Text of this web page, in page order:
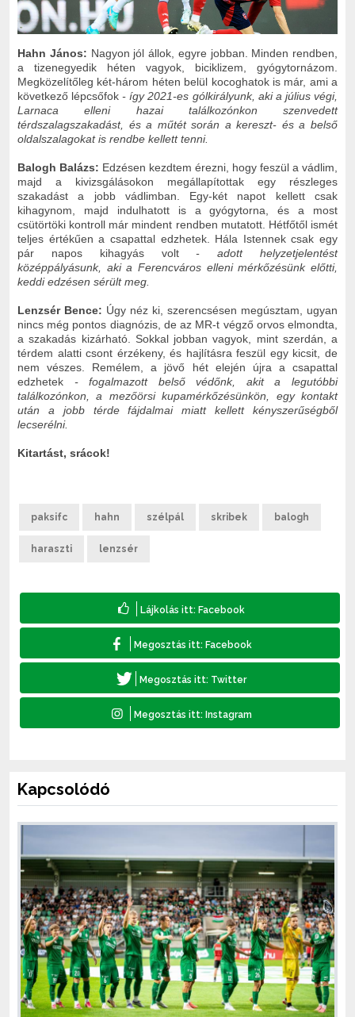
Hahn János: Nagyon jól állok, egyre jobban. Minden rendben,
a tizenegyedik héten vagyok, biciklizem, gyógytornázom.
Megközelítőleg két-három héten belül kocoghatok is már, ami a
következő lépcsőfok- így 2021-es gólkirályunk, aki a július végi,
Larnaca elleni hazai találkozónkon szenvedett
térdszalagszakadást, és a műtét során a kereszt- és a belső
oldalszalagokat is rendbe kellett tenni.
Balogh Balázs: Edzésen kezdtem érezni, hogy feszül a vádlim,
majd a kivizsgálásokon megállapítottak egy részleges
szakadást a jobb vádlimban. Egy-két napot kellett csak
kihagynom, majd indulhatott is a gyógytorna, és a most
csütörtöki kontroll már mindent rendben mutatott. Hétfőtől ismét
teljes értékűen a csapattal edzhetek. Hála Istennek csak egy
pár napos kihagyás volt- adott helyzetjelentést
középpályásunk, aki a Ferencváros elleni mérkőzésünk előtti,
keddi edzésen sérült meg.
Lenzsér Bence: Úgy néz ki, szerencsésen megúsztam, ugyan
nincs még pontos diagnózis, de az MR-t végző orvos elmondta,
a szakadás kizárható. Sokkal jobban vagyok, mint szerdán, a
térdem alatti csont érzékeny, és hajlításra feszül egy kicsit, de
nem vészes. Remélem, a jövő hét elején újra a csapattal
edzhetek - fogalmazott belső védőnk, akit a legutóbbi
találkozónkon, a mezőörsi kupamérkőzésünkön, egy kontakt
után a jobb térde fájdalmai miatt kellett kényszerűségből
lecserélni.
Kitartást, srácok!
paksifc hahn szélpál skribek balogh
haraszti lenzsér
Kapcsolódó